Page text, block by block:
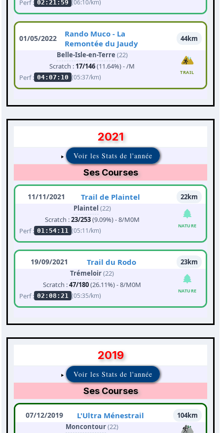
Perf : 02:21:59 (06:10/km)
01/05/2022
Rando Muco - La
Remontée du Jaudy
44km
Belle-Isle-en-Terre (22)
Scratch : 17/146(11.64%) - /M
Perf : 04:07:10 (05:37/km)
TRAIL
2021
Voir les Stats de l'année
Ses Courses
11/11/2021 Trail de Plaintel
22km
Plaintel (22)
Scratch :23/253(9.09%) - 8/M0M
Perf : 01:54:11 (05:11/km)
NATURE
19/09/2021 Trail du Rodo
23km
Trémeloir(22)
Scratch :47/180(26.11%) - 8/M0M
Perf : 02:08:21 (05:35/km)
NATURE
2019
Voir les Stats de l'année
Ses Courses
07/12/2019 L'Ultra Ménestrail
104km
Moncontour(22)